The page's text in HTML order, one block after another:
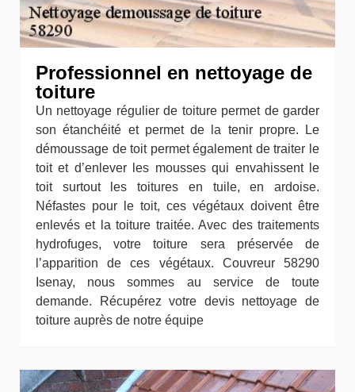
Professionnel en nettoyage de
toiture
Un nettoyage régulier de toiture permet de garder
son étanchéité et permet de la tenir propre. Le
démoussage de toit permet également de traiter le
toit et d’enlever les mousses qui envahissent le
toit surtout les toitures en tuile, en ardoise.
Néfastes pour le toit, ces végétaux doivent être
enlevés et la toiture traitée. Avec des traitements
hydrofuges, votre toiture sera préservée de
l’apparition de ces végétaux. Couvreur 58290
Isenay, nous sommes au service de toute
demande. Récupérez votre devis nettoyage de
toiture auprès de notre équipe